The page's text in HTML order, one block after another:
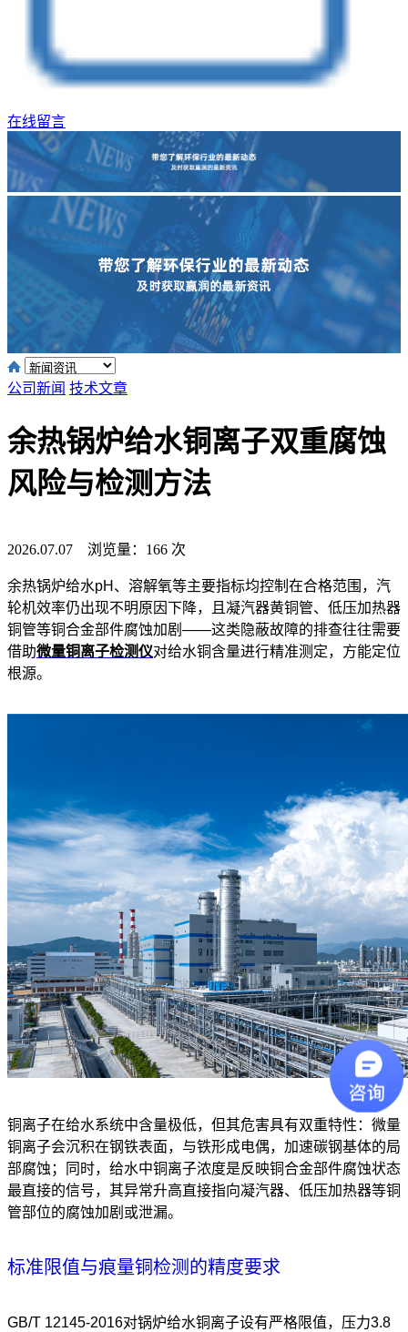
在线留言
公司新闻 技术文章
余热锅炉给水铜离子双重腐蚀
风险与检测方法
2026.07.07 浏览量：166 次
余热锅炉给水pH、溶解氧等主要指标均控制在合格范围，汽
轮机效率仍出现不明原因下降，且凝汽器黄铜管、低压加热器
铜管等铜合金部件腐蚀加剧——这类隐蔽故障的排查往往需要
借助微量铜离子检测仪对给水铜含量进行精准测定，方能定位
根源。
铜离子在给水系统中含量极低，但其危害具有双重特性：微量
铜离子会沉积在钢铁表面，与铁形成电偶，加速碳钢基体的局
部腐蚀；同时，给水中铜离子浓度是反映铜合金部件腐蚀状态
最直接的信号，其异常升高直接指向凝汽器、低压加热器等铜
管部位的腐蚀加剧或泄漏。
标准限值与痕量铜检测的精度要求
GB/T 12145-2016对锅炉给水铜离子设有严格限值，压力3.8